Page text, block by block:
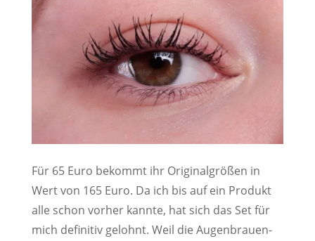
Für 65 Euro bekommt ihr Originalgrößen in
Wert von 165 Euro. Da ich bis auf ein Produkt
alle schon vorher kannte, hat sich das Set für
mich definitiv gelohnt. Weil die Augenbrauen-